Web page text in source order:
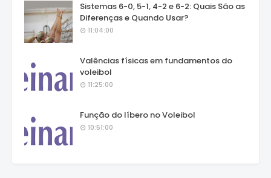
Sistemas 6-0, 5-1, 4-2 e 6-2: Quais São as
Diferenças e Quando Usar?
11:04:00
Valências físicas em fundamentos do
voleibol
11:25:00
Função do líbero no Voleibol
10:51:00